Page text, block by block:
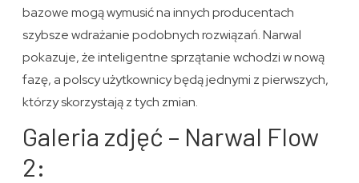
bazowe mogą wymusić na innych producentach
szybsze wdrażanie podobnych rozwiązań. Narwal
pokazuje, że inteligentne sprzątanie wchodzi w nową
fazę, a polscy użytkownicy będą jednymi z pierwszych,
którzy skorzystają z tych zmian.
Galeria zdjęć – Narwal Flow
2: